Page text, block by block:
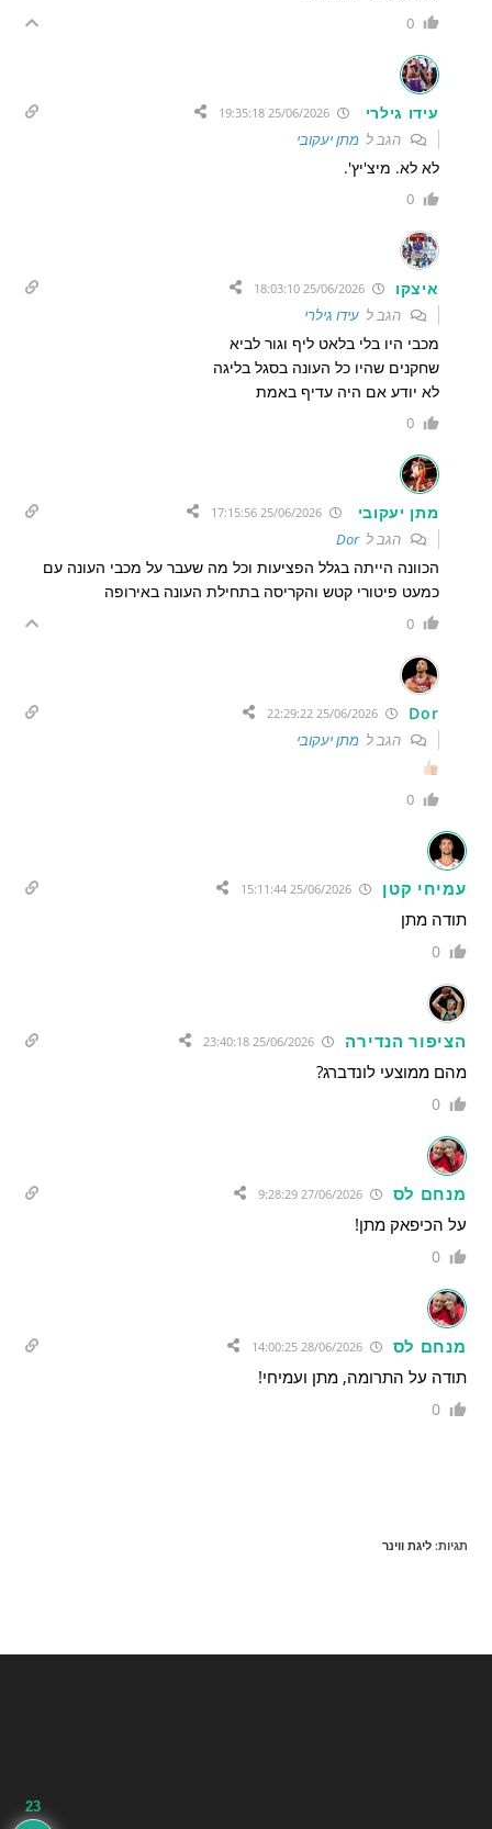
0
עידו גילרי 25/06/2026 19:35:18
הגב למתן יעקובי
לא לא. מיצ'יץ'.
0
איצקו
הגב לעידו גילרי
מכבי היו בלי בלאט ליף וגור לביא
שחקנים שהיו כל העונה בסגל בליגה
לא יודע אם היה עדיף באמת
0
מתן יעקובי 25/06/2026 17:15:56
הגב לDor
הכוונה הייתה בגלל הפציעות וכל מה שעבר על מכבי העונה עם
כמעט פיטורי קטש והקריסה בתחילת העונה באירופה
0
Dor
הגב למתן יעקובי
0
עמיחי קטן
תודה מתן
0
הציפור הנדירה
מהם ממוצעי לונדברג?
0
מנחם לס 27/06/2026 9:28:29
על הכיפאק מתן!
0
מנחם לס 28/06/2026 14:00:25
תודה על התרומה, מתן ועמיחי!
0
תגיות:ליגת ווינר
23